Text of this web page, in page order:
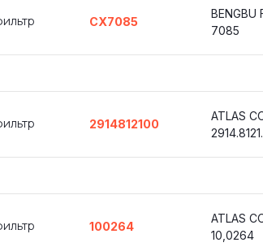
CX7085
BENGBU
7085
2914812100
ATLAS
100264
ATLAS
10,0264